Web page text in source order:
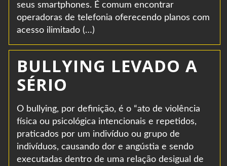
seus smartphones. É comum encontrar
operadoras de telefonia oferecendo planos com
acesso ilimitado (…)
BULLYING LEVADO A
SÉRIO
O bullying, por definição, é o “ato de violência
física ou psicológica intencionais e repetidos,
praticados por um indivíduo ou grupo de
indivíduos, causando dor e angústia e sendo
executadas dentro de uma relação desigual de